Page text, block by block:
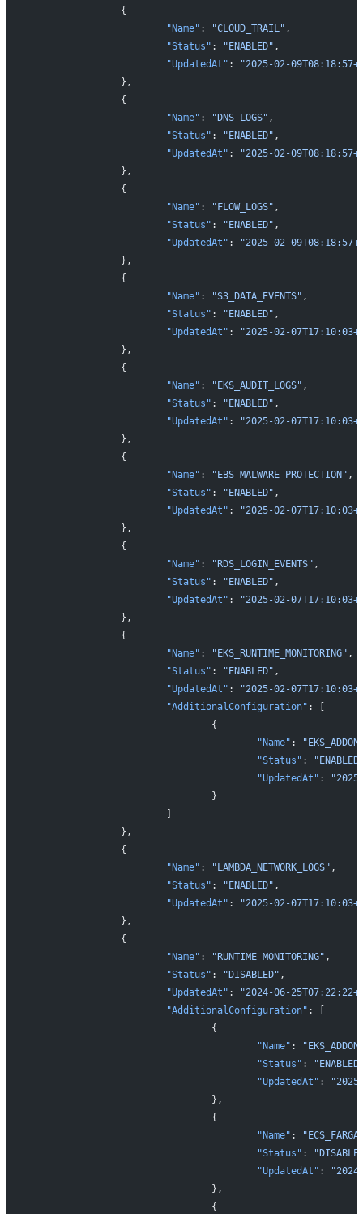
		{
			"Name"
: "CLOUD_TRAIL" ,
			"Status"
: "ENABLED" ,
			"UpdatedAt"
:
"2025-02-
		},
		{
			"Name"
: "DNS_LOGS" ,
			"Status"
: "ENABLED" ,
			"UpdatedAt"
:
"2025-02-
		},
		{
			"Name"
: "FLOW_LOGS" ,
			"Status"
: "ENABLED" ,
			"UpdatedAt"
:
"2025-02-
		},
		{
			"Name"
: "S3_DATA_EVENTS" ,
			"Status"
: "ENABLED" ,
			"UpdatedAt"
:
"2025-02-
		},
		{
			"Name"
: "EKS_AUDIT_LOGS" ,
			"Status"
: "ENABLED" ,
			"UpdatedAt"
:
"2025-02-
		},
		{
			"Name"
: "EBS_MALWARE_PROTECTION" ,
			"Status"
: "ENABLED" ,
			"UpdatedAt"
:
"2025-02-
		},
		{
			"Name"
: "RDS_LOGIN_EVENTS" ,
			"Status"
: "ENABLED" ,
			"UpdatedAt"
:
"2025-02-
		},
		{
			"Name"
: "EKS_RUNTIME_MONITORING" ,
			"Status"
: "ENABLED" ,
			"UpdatedAt"
:
"2025-02-
			"AdditionalConfiguration"
: [
				{
					"Name"
:
					"Status"
:
					"UpdatedAt"
:
				}
		},
		{
			"Name"
: "LAMBDA_NETWORK_LOGS" ,
			"Status"
: "ENABLED" ,
			"UpdatedAt"
:
"2025-02-
		},
		{
			"Name"
: "RUNTIME_MONITORING" ,
			"Status"
: "DISABLED" ,
			"UpdatedAt"
:
"2024-06-
			"AdditionalConfiguration"
: [
				{
					"Name"
:
					"Status"
:
					"UpdatedAt"
:
				},
				{
					"Name"
:
					"Status"
:
					"UpdatedAt"
:
				},
				{